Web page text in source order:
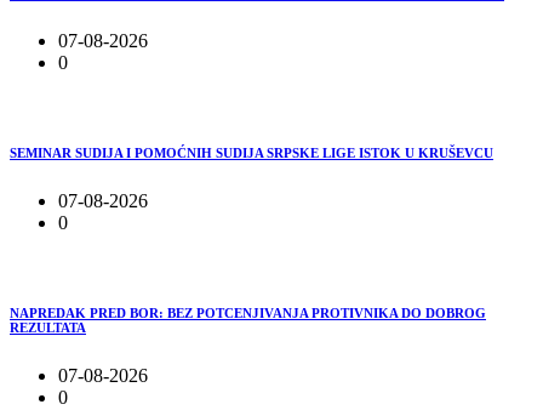
07-08-2026
0
SEMINAR SUDIJA I POMOĆNIH SUDIJA SRPSKE LIGE ISTOK U KRUŠEVCU
07-08-2026
0
NAPREDAK PRED BOR: BEZ POTCENJIVANJA PROTIVNIKA DO DOBROG
REZULTATA
07-08-2026
0